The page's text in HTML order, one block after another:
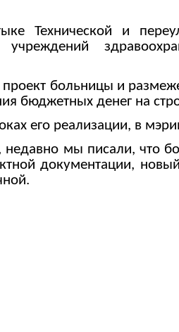
Технической и
учреждений
больницы и
бюджетных денег на
его реализации, в
недавно мы писали, что
документации,